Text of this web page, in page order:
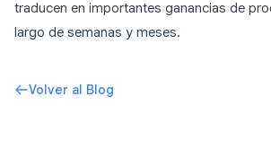
traducen en importantes ganancias de
largo de semanas y meses.
Volver al Blog